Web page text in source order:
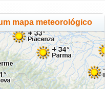
mapa meteorológico